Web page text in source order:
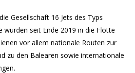
Gesellschaft 16 Jets des Typs
wurden seit Ende 2019 in die Flotte
vor allem nationale Routen zur
zu den Balearen sowie internationale